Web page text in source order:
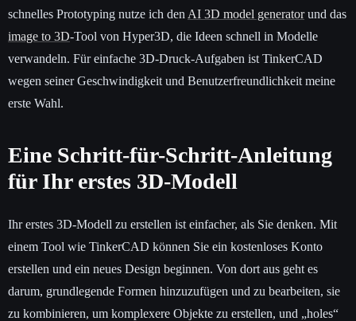
schnelles Prototyping nutze ich den AI 3D model generatorund das
image to 3D-Tool von Hyper3D, die Ideen schnell in Modelle
verwandeln. Für einfache 3D-Druck-Aufgaben ist TinkerCAD
wegen seiner Geschwindigkeit und Benutzerfreundlichkeit meine
erste Wahl.
Eine Schritt-für-Schritt-Anleitung
für Ihr erstes 3D-Modell
Ihr erstes 3D-Modell zu erstellen ist einfacher, als Sie denken. Mit
einem Tool wie TinkerCAD können Sie ein kostenloses Konto
erstellen und ein neues Design beginnen. Von dort aus geht es
darum, grundlegende Formen hinzuzufügen und zu bearbeiten, sie
zu kombinieren, um komplexere Objekte zu erstellen, und „holes“